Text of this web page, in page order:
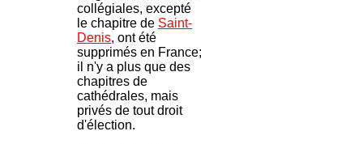
collégiales, excepté
le chapitre de Saint-
Denis, ont été
supprimés en France;
il n'y a plus que des
chapitres de
cathédrales, mais
privés de tout droit
d'élection.